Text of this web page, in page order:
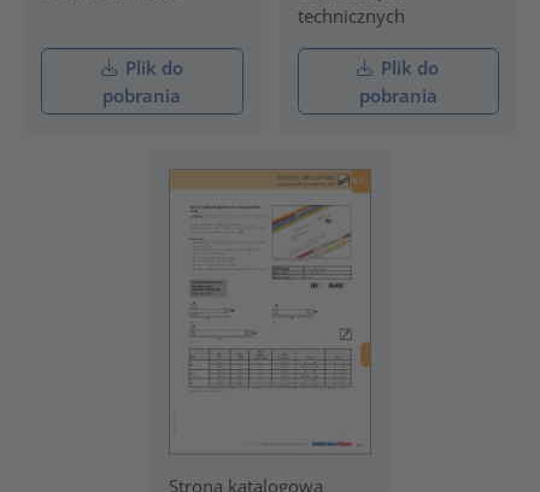
Plik do
pobrania
technicznych
Plik do
pobrania
Strona katalogowa